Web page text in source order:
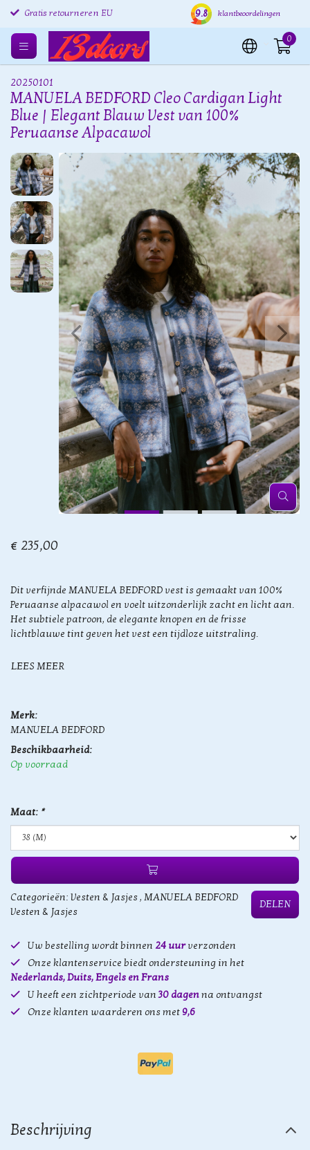
Gratis retourneren EU Verzending binnen 24 uur
9.8 klantbeoordelingen
0
20250101
MANUELA BEDFORD Cleo Cardigan Light
Blue | Elegant Blauw Vest van 100%
Peruaanse Alpacawol
€ 235,00
Dit verfijnde MANUELA BEDFORD vest is gemaakt van 100%
Peruaanse alpacawol en voelt uitzonderlijk zacht en licht aan.
Het subtiele patroon, de elegante knopen en de frisse
lichtblauwe tint geven het vest een tijdloze uitstraling.
LEES MEER
Merk:
MANUELA BEDFORD
Beschikbaarheid:
Op voorraad
Maat: *
Categorieën: Vesten & Jasjes, MANUELA BEDFORD
Vesten & Jasjes
DELEN
Uw bestelling wordt binnen 24 uurverzonden
Onze klantenservice biedt ondersteuning in het
Nederlands, Duits, Engels en Frans
U heeft een zichtperiode van30 dagenna ontvangst
Onze klanten waarderen ons met 9,6
Beschrijving